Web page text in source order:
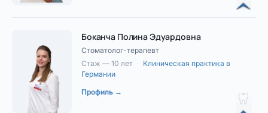
Боканча Полина Эдуардовна
Стоматолог-терапевт
Стаж — 10 лет · Клиническая практика в
Германии
Профиль →